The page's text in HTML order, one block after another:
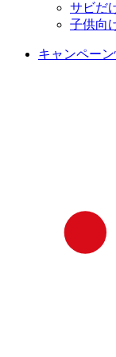
サビだ
子供向
キャンペーン